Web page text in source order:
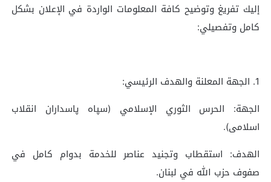
إليك تفريغ وتوضيح كافة المعلومات الواردة في الإعلان بشكل
كامل وتفصيلي:
1. الجهة المعلنة والهدف الرئيسي:
الجهة: الحرس الثوري الإسلامي (سپاه پاسداران انقلاب
اسلامی).
الهدف: استقطاب وتجنيد عناصر للخدمة بدوام كامل في
صفوف حزب الله في لبنان.